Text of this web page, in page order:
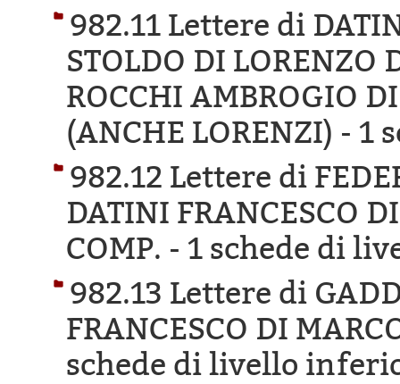
982.11 Lettere di
STOLDO DI LORENZO
ROCCHI AMBROGIO
(ANCHE LORENZI) - 1
982.12 Lettere di
DATINI FRANCESCO
COMP. - 1 schede di
982.13 Lettere di
FRANCESCO DI
schede di livello